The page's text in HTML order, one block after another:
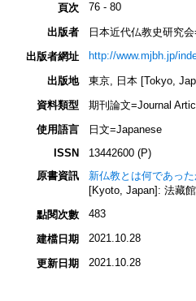
頁次 76 - 80
出版者
日本近代仏教史研究
出版者網址
http://www.mjbh.jp/
出版地
東京, 日本 [Tokyo,
資料類型
期刊論文=Journal
使用語言
日文=Japanese
ISSN
13442600 (P)
原書資訊
新仏教とは何であっ
[Kyoto, Japan]: 法藏
點閱次數
483
建檔日期 2021.10.28
更新日期 2021.10.28